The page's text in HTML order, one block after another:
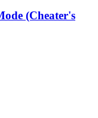
(Cheater's